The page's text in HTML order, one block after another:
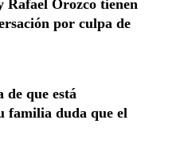
Rafael Orozco tienen
por culpa de
de que está
familia duda que el